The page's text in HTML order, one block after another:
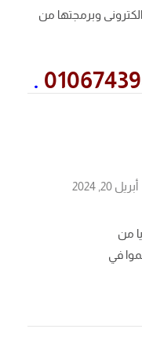
وبرمجتها من
.
أبريل 20, 2024
من
في